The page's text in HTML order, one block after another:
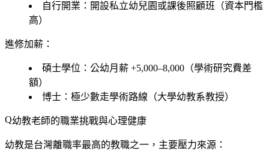
自行開業 ：開設私立幼兒園或課後照顧班（資本門檻
高）
進修加薪：
碩士學位：公幼月薪 +5,000–8,000（學術研究費差
額）
博士：極少數走學術路線（大學幼教系教授）
幼教老師的職業挑戰與心理健康
幼教是台灣離職率最高的教職之一，主要壓力來源：